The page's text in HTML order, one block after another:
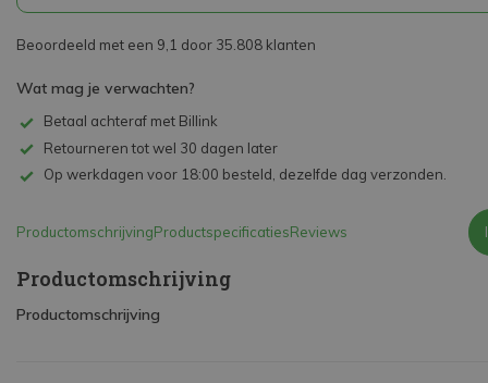
Beoordeeld met een 9,1 door 35.808 klanten
Wat mag je verwachten?
Betaal achteraf met Billink
Retourneren tot wel 30 dagen later
Op werkdagen voor 18:00 besteld, dezelfde dag verzonden.
ProductomschrijvingProductspecificatiesReviews
Productomschrijving
Productomschrijving